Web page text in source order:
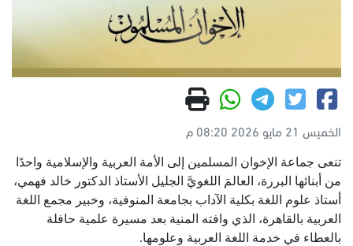
الخميس 21 مايو 2026 08:20 م
تنعى جماعة الإخوان المسلمين إلى الأمة العربية والإسلامية واحدًا
من أبنائها البررة، العالمَ اللغويَّ الجليل الأستاذ الدكتور خالد فهمي،
أستاذ علوم اللغة بكلية الآداب بجامعة المنوفية، وخبير مجمع اللغة
العربية بالقاهرة، الذي وافته المنية بعد مسيرة علمية حافلة
بالعطاء في خدمة اللغة العربية وعلومها.